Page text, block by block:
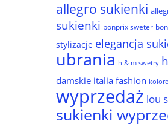
allegro sukienki
sukienki bonprix sweter
stylizacje elegancja
ubrania h & m swetry
damskie italia fashion
wyprzedaż lou
sukienki